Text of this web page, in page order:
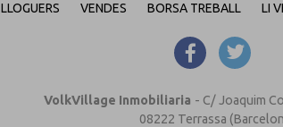
LLOGUERS VENDES BORSA TREBALL LI
VolkVillage Inmobiliaria - C/ Joaquim
08222 Terrassa